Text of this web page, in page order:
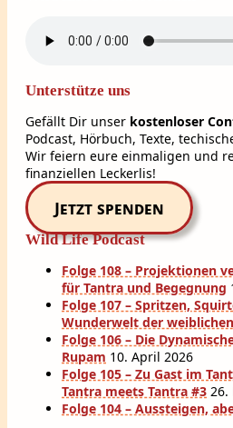
Unterstütze uns
Gefällt Dir unser kostenloser
Podcast, Hörbuch, Texte,
Wir feiern eure einmaligen und
finanziellen Leckerlis!
Jetzt spenden
Wild Life Podcast
Folge 108 – Projektionen
für Tantra und Begegnung
Folge 107 – Spritzen,
Wunderwelt der
Folge 106 – Die
Rupam 10. April 2026
Folge 105 – Zu Gast im
Tantra meets Tantra #3 26.
Folge 104 – Aussteigen,